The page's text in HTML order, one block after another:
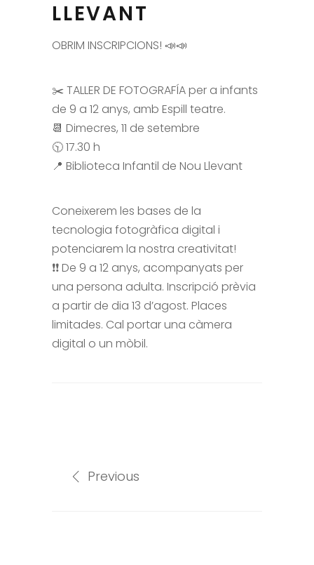
LLEVANT
OBRIM INSCRIPCIONS! 📣📣
✂️ TALLER DE FOTOGRAFÍA per a infants
de 9 a 12 anys, amb Espill teatre.
📆 Dimecres, 11 de setembre
🕥 17.30 h
📍 Biblioteca Infantil de Nou Llevant
Coneixerem les bases de la
tecnologia fotogràfica digital i
potenciarem la nostra creativitat!
❗️❗️ De 9 a 12 anys, acompanyats per
una persona adulta. Inscripció prèvia
a partir de dia 13 d’agost. Places
limitades. Cal portar una càmera
digital o un mòbil.
Previous